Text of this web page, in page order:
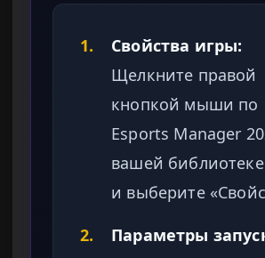
1.
Свойства игры:
Щелкните правой
кнопкой мыши по
Esports Manager
вашей
и выберите
2.
Параметры